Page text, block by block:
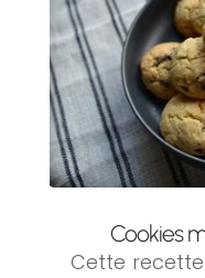
Cookies
Cette